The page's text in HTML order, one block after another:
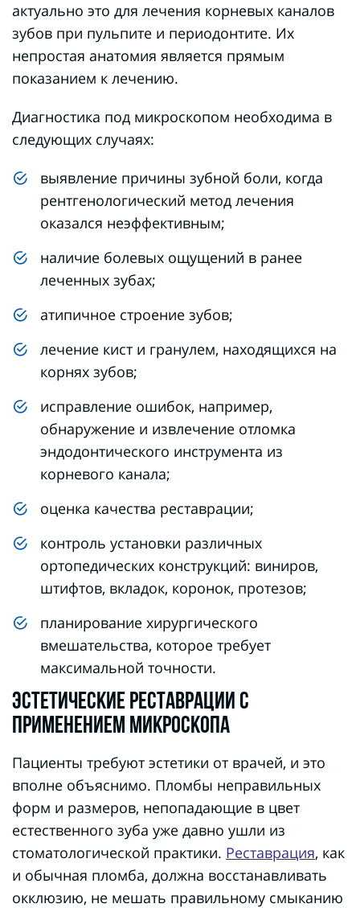
актуально это для лечения корневых каналов
зубов при пульпите и периодонтите. Их
непростая анатомия является прямым
показанием к лечению.
Диагностика под микроскопом необходима в
следующих случаях:
выявление причины зубной боли, когда
рентгенологический метод лечения
оказался неэффективным;
наличие болевых ощущений в ранее
леченных зубах;
атипичное строение зубов;
лечение кист и гранулем, находящихся на
корнях зубов;
исправление ошибок, например,
обнаружение и извлечение отломка
эндодонтического инструмента из
корневого канала;
оценка качества реставрации;
контроль установки различных
ортопедических конструкций: виниров,
штифтов, вкладок, коронок, протезов;
планирование хирургического
вмешательства, которое требует
максимальной точности.
ЭСТЕТИЧЕСКИЕ РЕСТАВРАЦИИ С
ПРИМЕНЕНИЕМ МИКРОСКОПА
Пациенты требуют эстетики от врачей, и это
вполне объяснимо. Пломбы неправильных
форм и размеров, непопадающие в цвет
естественного зуба уже давно ушли из
стоматологической практики. Реставрация, как
и обычная пломба, должна восстанавливать
окклюзию, не мешать правильному смыканию